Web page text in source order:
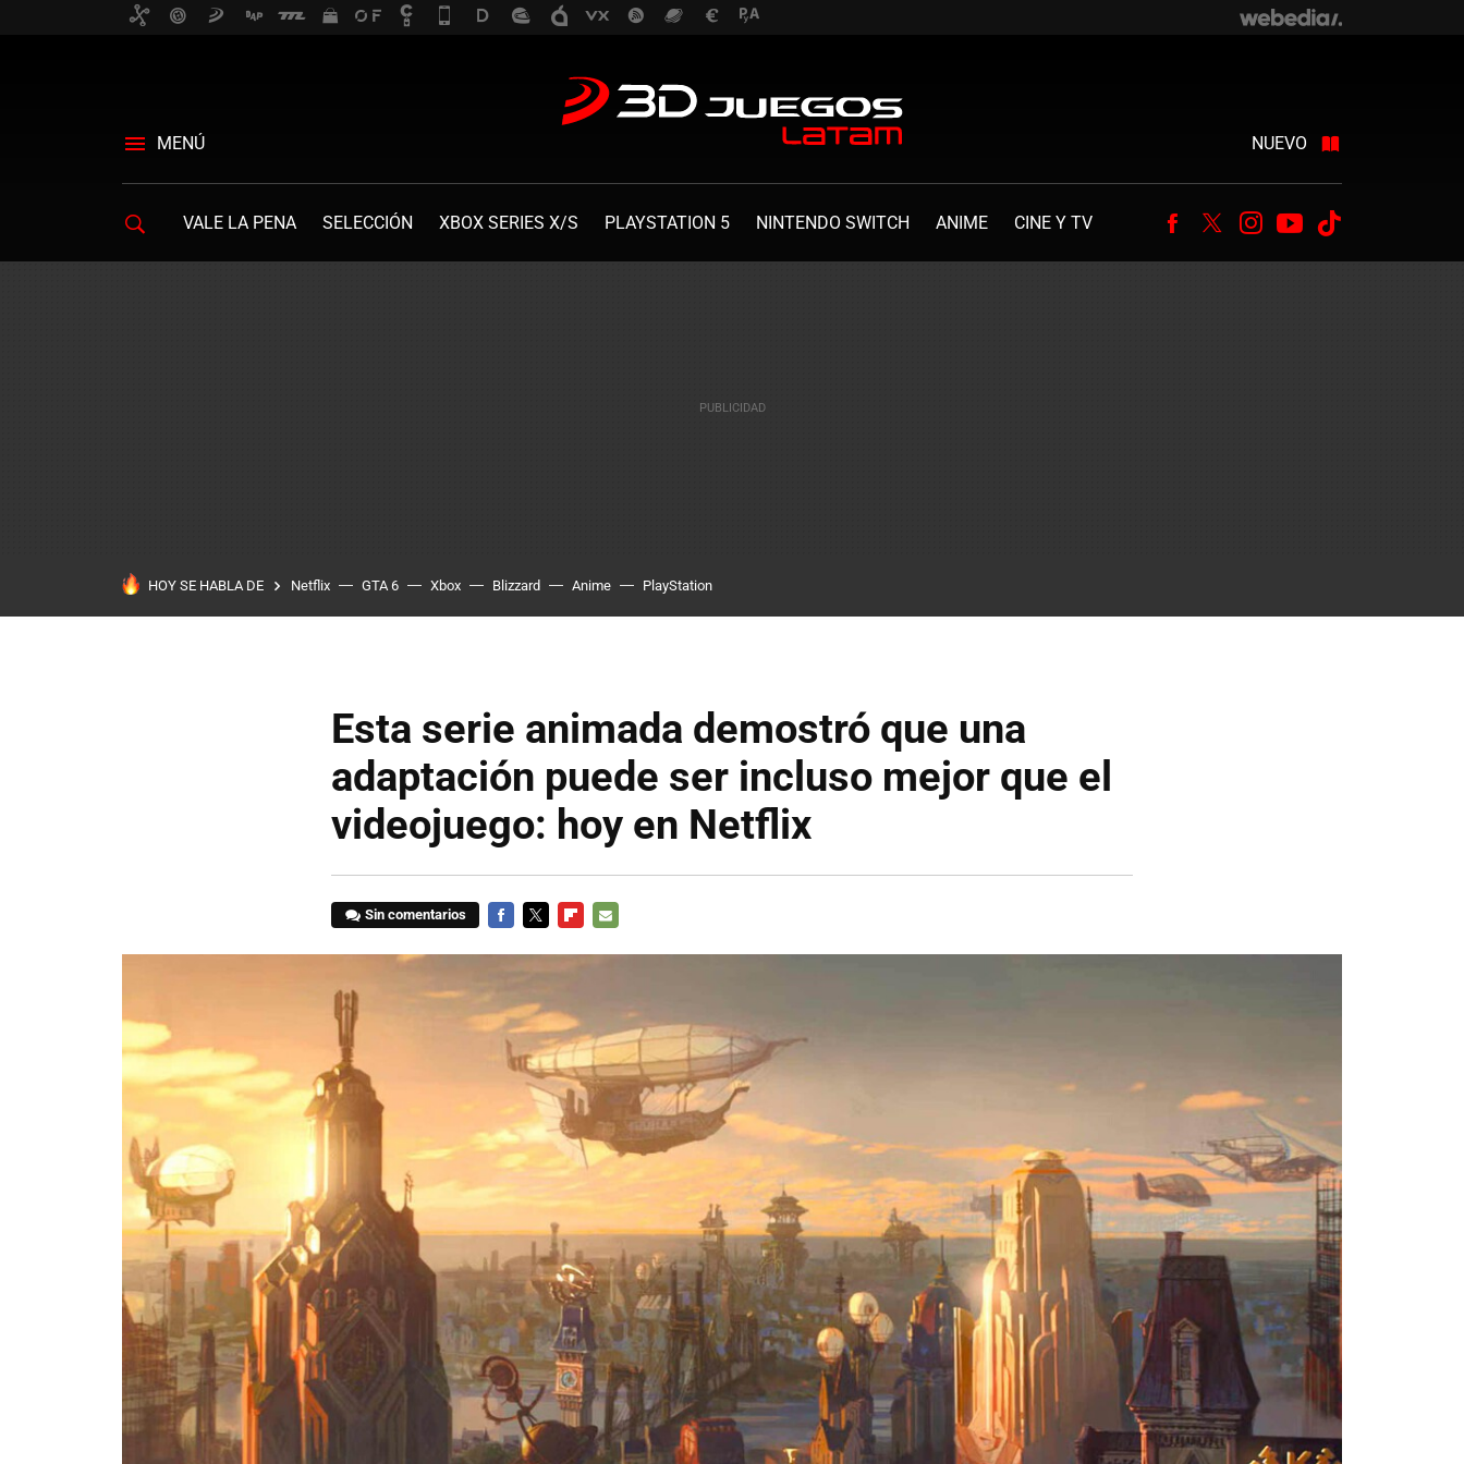
MENÚ NUEVO
VALE LA PENA SELECCIÓN XBOX SERIES X/S PLAYSTATION 5 NINTENDO SWITCH ANIME CINE Y TV Facebook
TwitterInstagram
Youtube
HOY SE HABLA DE Netflix GTA 6 Xbox Blizzard Anime PlayStation
Esta serie animada demostró que una
adaptación puede ser incluso mejor que el
videojuego: hoy en Netflix
Sin comentarios